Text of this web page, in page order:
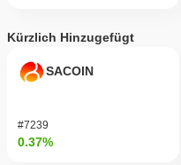
Kürzlich Hinzugefügt
SACOIN
#7239
0.37%